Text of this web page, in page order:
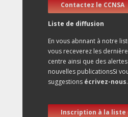
Contactez le CCNSA
Liste de diffusion
En vous abnnant à notre
vous receverez les
centre ainsi que des
nouvelles publicationsSi
suggestions écrivez-nous.
Inscription à la liste